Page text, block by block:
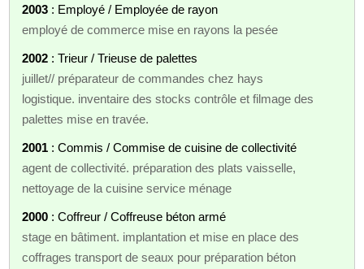
2003 : Employé / Employée de rayon
employé de commerce mise en rayons la pesée
2002 : Trieur / Trieuse de palettes
juillet// préparateur de commandes chez hays
logistique. inventaire des stocks contrôle et filmage des
palettes mise en travée.
2001 : Commis / Commise de cuisine de collectivité
agent de collectivité. préparation des plats vaisselle,
nettoyage de la cuisine service ménage
2000 : Coffreur / Coffreuse béton armé
stage en bâtiment. implantation et mise en place des
coffrages transport de seaux pour préparation béton